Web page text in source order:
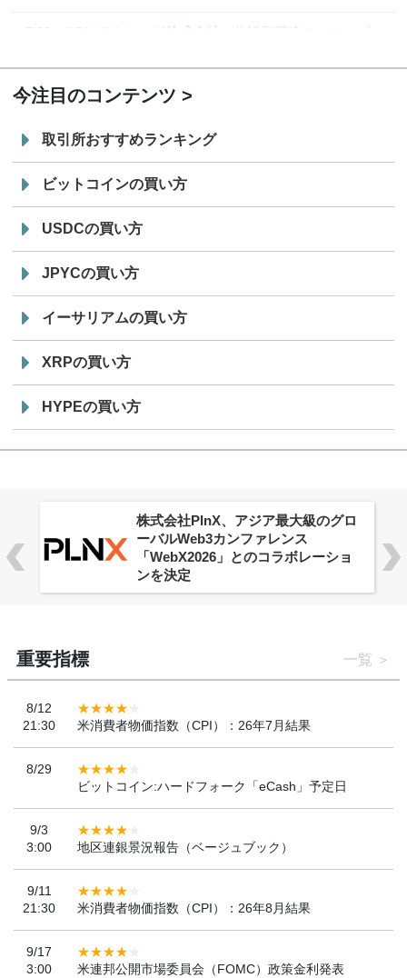
7/29
SBI VCトレード株式会社
信託型円建てステーブル
今注目のコンテンツ
取引所おすすめランキング
ビットコインの買い方
USDCの買い方
JPYCの買い方
イーサリアムの買い方
XRPの買い方
HYPEの買い方
株式会社PlnX、アジア最大級のグロ
ーバルWeb3カンファレンス
「WebX2026」とのコラボレーショ
ンを決定
重要指標 一覧
8/12
21:30
米消費者物価指数（CPI）：26年7月結果
8/29
ビットコイン:ハードフォーク「eCash」予定日
9/3
3:00
地区連銀景況報告（ベージュブック）
9/11
21:30
米消費者物価指数（CPI）：26年8月結果
9/17
3:00
米連邦公開市場委員会（FOMC）政策金利発表